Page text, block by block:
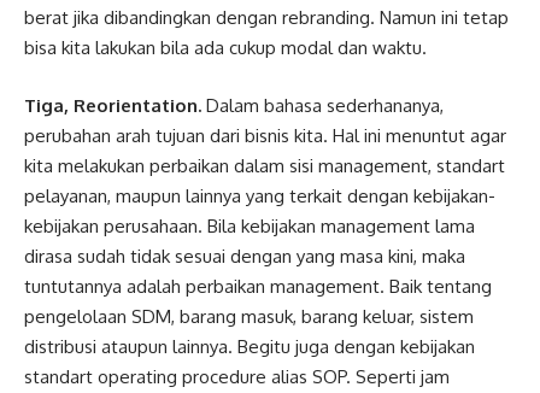
berat jika dibandingkan dengan rebranding. Namun ini tetap
bisa kita lakukan bila ada cukup modal dan waktu.
Tiga, Reorientation. Dalam bahasa sederhananya,
perubahan arah tujuan dari bisnis kita. Hal ini menuntut agar
kita melakukan perbaikan dalam sisi management, standart
pelayanan, maupun lainnya yang terkait dengan kebijakan-
kebijakan perusahaan. Bila kebijakan management lama
dirasa sudah tidak sesuai dengan yang masa kini, maka
tuntutannya adalah perbaikan management. Baik tentang
pengelolaan SDM, barang masuk, barang keluar, sistem
distribusi ataupun lainnya. Begitu juga dengan kebijakan
standart operating procedure alias SOP. Seperti jam